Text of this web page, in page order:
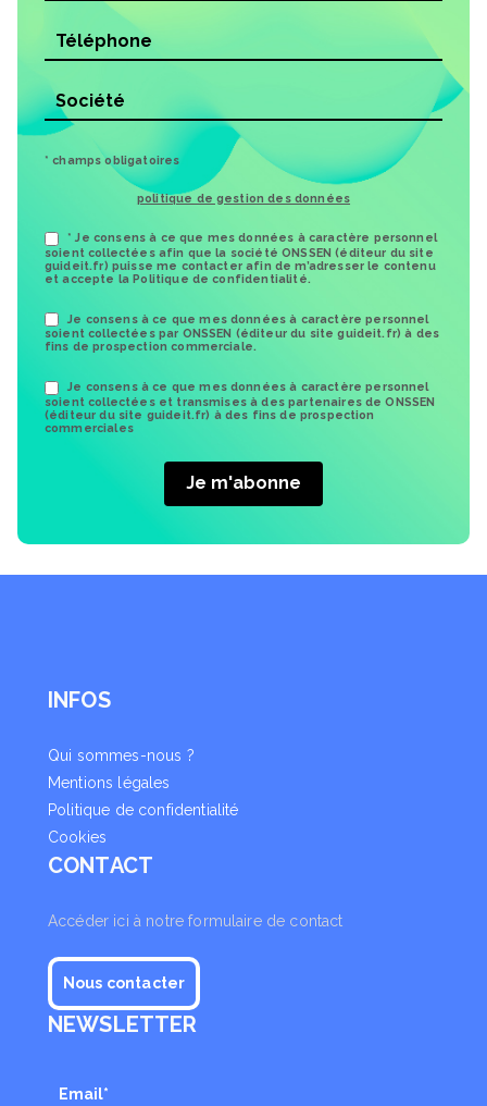
* champs obligatoires
politique de gestion des données
* Je consens à ce que mes données à caractère personnel
soient collectées afin que la société ONSSEN (éditeur du site
guideit.fr) puisse me contacter afin de m’adresser le contenu
et accepte la Politique de confidentialité.
Je consens à ce que mes données à caractère personnel
soient collectées par ONSSEN (éditeur du site guideit.fr) à des
fins de prospection commerciale.
Je consens à ce que mes données à caractère personnel
soient collectées et transmises à des partenaires de ONSSEN
(éditeur du site guideit.fr) à des fins de prospection
commerciales
INFOS
Qui sommes-nous ?
Mentions légales
Politique de confidentialité
Cookies
CONTACT
Accéder ici à notre formulaire de contact
Nous contacter
NEWSLETTER